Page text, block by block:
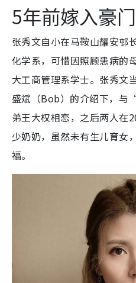
5年前嫁入豪
张秀文自小在马鞍山耀安邨
化学系，可惜因照顾患病的
大工商管理系学士。张秀
盛斌（Bob）的介绍下，
弟王大权相恋，之后两人在
少奶奶，虽然未有生儿育女
福。